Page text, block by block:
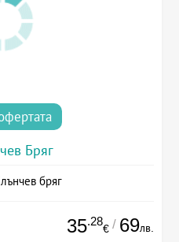
Бряг
бряг
35.28
€ / 69лв.